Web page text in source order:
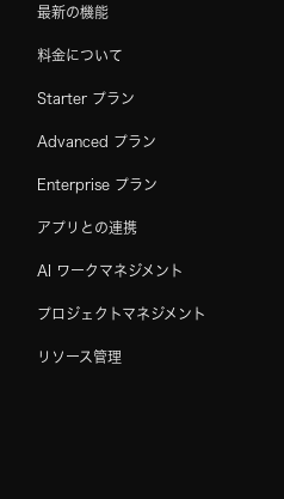
最新の機能
料金について
Starter プラン
Advanced プラン
Enterprise プラン
アプリとの連携
AI ワークマネジメント
プロジェクトマネジメント
リソース管理